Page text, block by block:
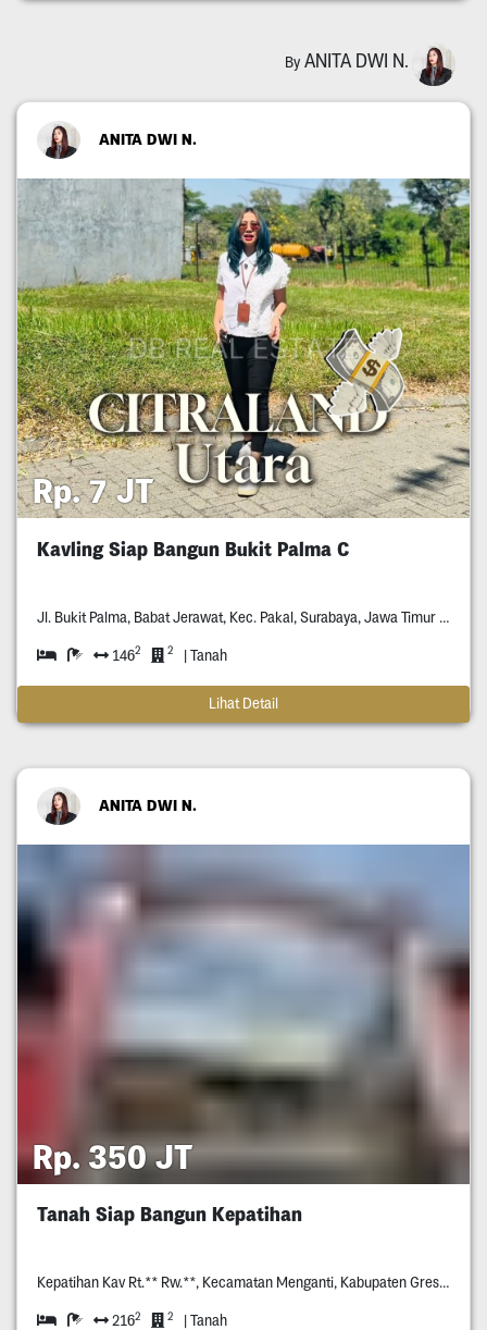
By ANITA DWI N.
ANITA DWI N.
Rp. 7 JT
Kavling Siap Bangun Bukit Palma C
Jl. Bukit Palma, Babat Jerawat, Kec. Pakal, Surabaya, Jawa Timur *****
1462 2 | Tanah
Lihat Detail
ANITA DWI N.
Rp. 350 JT
Tanah Siap Bangun Kepatihan
Kepatihan Kav Rt.** Rw.**, Kecamatan Menganti, Kabupaten Gresik.
2162 2 | Tanah